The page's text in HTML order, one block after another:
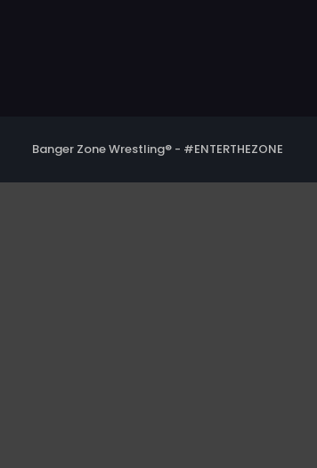
Banger Zone Wrestling® - #ENTERTHEZONE